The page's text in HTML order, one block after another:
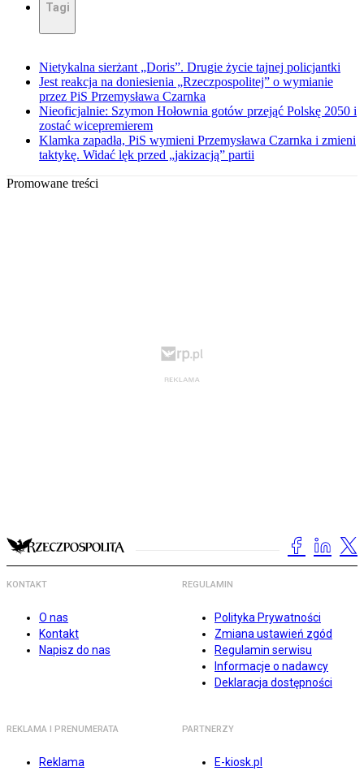
Tagi
Nietykalna sierżant „Doris”. Drugie życie tajnej policjantki
Jest reakcja na doniesienia „Rzeczpospolitej” o wymianie
przez PiS Przemysława Czarnka
Nieoficjalnie: Szymon Hołownia gotów przejąć Polskę 2050 i
zostać wicepremierem
Klamka zapadła, PiS wymieni Przemysława Czarnka i zmieni
taktykę. Widać lęk przed „jakizacją” partii
Promowane treści
KONTAKT
O nas
Kontakt
Napisz do nas
REGULAMIN
Polityka Prywatności
Zmiana ustawień zgód
Regulamin serwisu
Informacje o nadawcy
Deklaracja dostępności
REKLAMA I PRENUMERATA
Reklama
PARTNERZY
E-kiosk.pl